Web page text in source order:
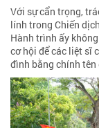
Với sự cẩn trọng,
lính trong Chiến
Hành trình ấy
cơ hội để các liệt sĩ
đình bằng chính